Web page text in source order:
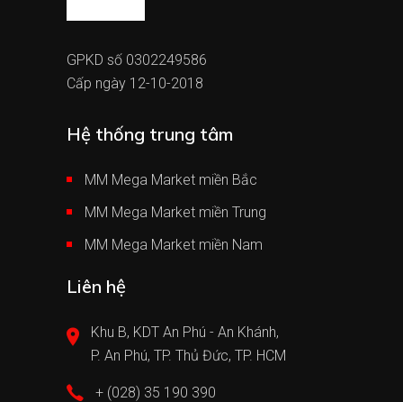
GPKD số 0302249586
Cấp ngày 12-10-2018
Hệ thống trung tâm
MM Mega Market miền Bắc
MM Mega Market miền Trung
MM Mega Market miền Nam
Liên hệ
Khu B, KDT An Phú - An Khánh,
P. An Phú, TP. Thủ Đức, TP. HCM
+ (028) 35 190 390